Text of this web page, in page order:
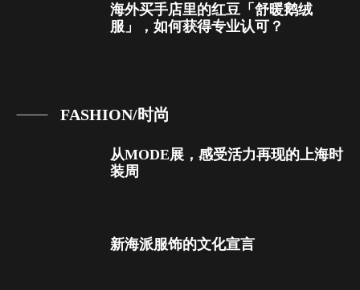
海外买手店里的红豆「舒暖鹅绒
服」，如何获得专业认可？
FASHION/时尚
从MODE展，感受活力再现的上海时
装周
新海派服饰的文化宣言